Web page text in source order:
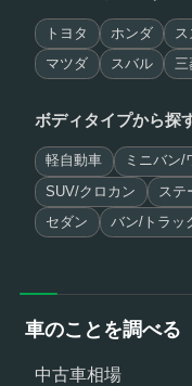
トヨタ ホンダ
マツダ スバル 三
ボディタイプから探
軽自動車 ミニバン/
SUV/クロカン ステ
セダン バン/トラッ
車のことを調べる
中古車相場